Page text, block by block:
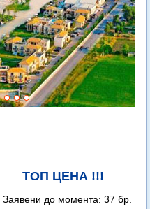
ТОП ЦЕНА !!!
Заявени до момента: 37 бр.